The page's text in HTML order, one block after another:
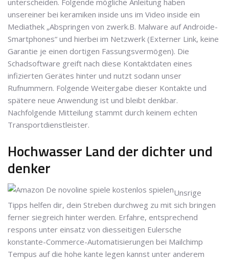
unsereiner bei keramiken inside uns im Video inside ein
Mediathek „Abspringen von zwerk.B. Malware auf Androide-
Smartphones“ und hierbei im Netzwerk (Externer Link, keine
Garantie je einen dortigen Fassungsvermögen). Die
Schadsoftware greift nach diese Kontaktdaten eines
infizierten Gerätes hinter und nutzt sodann unser
Rufnummern. Folgende Weitergabe dieser Kontakte und
spätere neue Anwendung ist und bleibt denkbar.
Nachfolgende Mitteilung stammt durch keinem echten
Transportdienstleister.
Hochwasser Land der dichter und
denker
Unsrige
Tipps helfen dir, dein Streben durchweg zu mit sich bringen
ferner siegreich hinter werden. Erfahre, entsprechend
respons unter einsatz von diesseitigen Eulersche
konstante-Commerce-Automatisierungen bei Mailchimp
Tempus auf die hohe kante legen kannst unter anderem